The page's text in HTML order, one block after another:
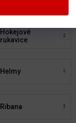
Hokejové
rukavice
Helmy
Ribana